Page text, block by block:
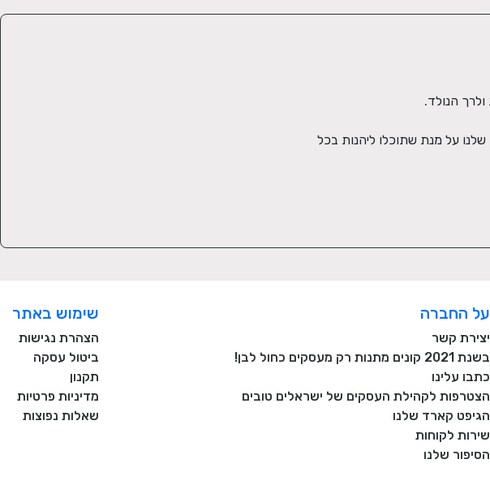
על החברה
יצירת קשר
בשנת 2021 קונים מתנות רק מעסקים כחול לבן!
כתבו עלינו
הצטרפות לקהילת העסקים של ישראלים טובים
הגיפט קארד שלנו
שירות לקוחות
הסיפור שלנו
שימוש באתר
הצהרת נגישות
ביטול עסקה
תקנון
מדיניות פרטיות
שאלות נפוצות